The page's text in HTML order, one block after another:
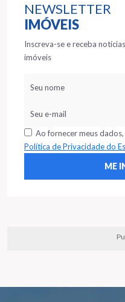
NEWSLETTER
IMÓVEIS
Inscreva-se e receba
imóveis
Ao fornecer meus
Política de Privacidade do